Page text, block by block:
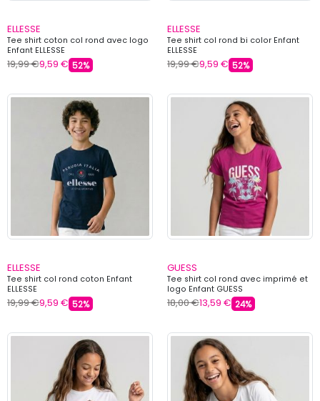
ELLESSE
Tee shirt coton col rond avec logo
Enfant ELLESSE
19,99 €9,59 € 52%
ELLESSE
Tee shirt col rond bi color Enfant
ELLESSE
19,99 €9,59 € 52%
ELLESSE
Tee shirt col rond coton Enfant
ELLESSE
19,99 €9,59 € 52%
GUESS
Tee shirt col rond avec imprimé et
logo Enfant GUESS
18,00 €13,59 € 24%